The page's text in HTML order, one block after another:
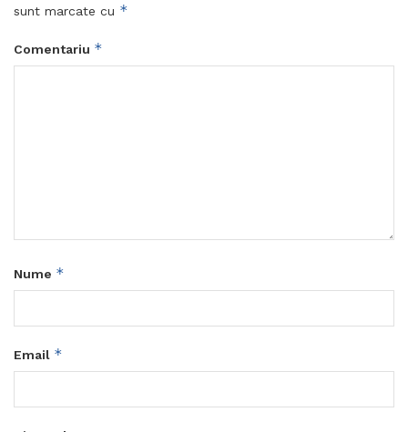
sunt marcate cu *
Comentariu *
Nume *
Email *